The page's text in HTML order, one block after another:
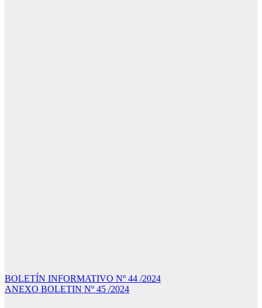
Navegación
de
BOLETÍN INFORMATIVO Nº 44 /2024
ANEXO BOLETIN Nº 45 /2024